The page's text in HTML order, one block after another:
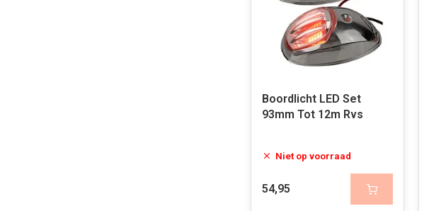
Boordlicht LED Set
93mm Tot 12m Rvs
Niet op voorraad
54,95